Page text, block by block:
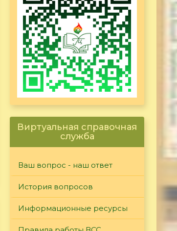
Виртуальная справочная
служба
Ваш вопрос - наш ответ
История вопросов
Информационные ресурсы